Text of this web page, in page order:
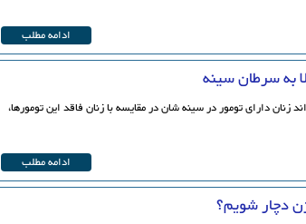
ادامه مطلب
به سرطان سینه
زنان دارای تومور در سینه شان در مقایسه با زنان فاقد این تومورها،
ادامه مطلب
دچار شویم؟